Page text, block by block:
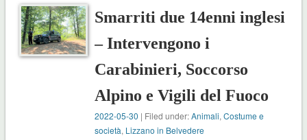
Smarriti due 14enni inglesi
– Intervengono i
Carabinieri, Soccorso
Alpino e Vigili del Fuoco
2022-05-30 | Filed under:Animali,Costume e
società, Lizzano in Belvedere